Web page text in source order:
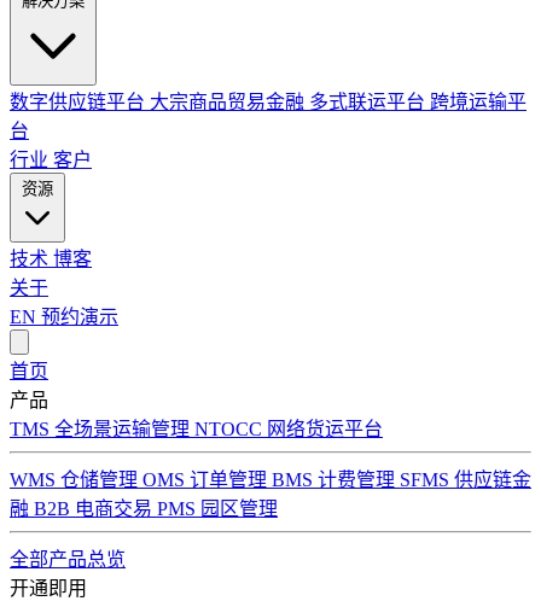
数字供应链平台 大宗商品贸易金融 多式联运平台 跨境运输平
台
行业 客户
技术 博客
关于
EN 预约演示
首页
产品
TMS 全场景运输管理 NTOCC 网络货运平台
WMS 仓储管理 OMS 订单管理 BMS 计费管理 SFMS 供应链金
融 B2B 电商交易 PMS 园区管理
全部产品总览
开通即用